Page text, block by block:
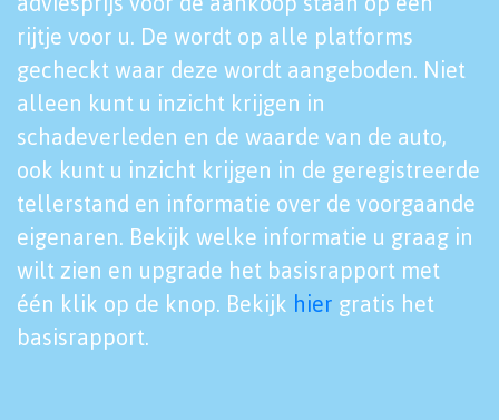
rijtje voor u. De wordt op alle platforms
gecheckt waar deze wordt aangeboden. Niet
alleen kunt u inzicht krijgen in
schadeverleden en de waarde van de auto,
ook kunt u inzicht krijgen in de geregistreerde
tellerstand en informatie over de voorgaande
eigenaren. Bekijk welke informatie u graag in
wilt zien en upgrade het basisrapport met
één klik op de knop. Bekijk hier gratis het
basisrapport.